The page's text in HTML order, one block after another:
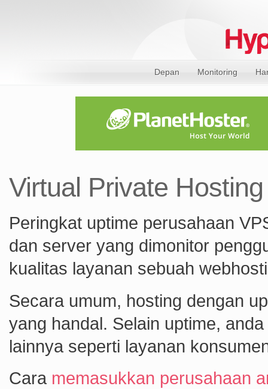
Depan Monitoring
Virtual Private Hosting
Peringkat uptime perusahaan
dan server yang dimonitor
kualitas layanan sebuah
Secara umum, hosting dengan
yang handal. Selain uptime,
lainnya seperti layanan
Cara memasukkan perusahaan